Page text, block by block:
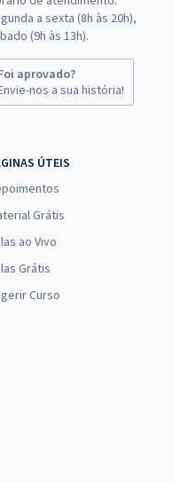
a sexta (8h às 20h),
(9h às 13h).
aprovado?
nos a sua história!
ÚTEIS
Grátis
ao Vivo
Grátis
Curso